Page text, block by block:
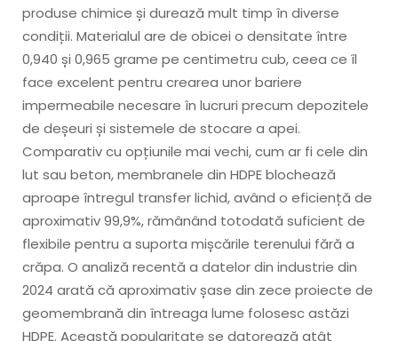
produse chimice și durează mult timp în diverse
condiții. Materialul are de obicei o densitate între
0,940 și 0,965 grame pe centimetru cub, ceea ce îl
face excelent pentru crearea unor bariere
impermeabile necesare în lucruri precum depozitele
de deșeuri și sistemele de stocare a apei.
Comparativ cu opțiunile mai vechi, cum ar fi cele din
lut sau beton, membranele din HDPE blochează
aproape întregul transfer lichid, având o eficiență de
aproximativ 99,9%, rămânând totodată suficient de
flexibile pentru a suporta mișcările terenului fără a
crăpa. O analiză recentă a datelor din industrie din
2024 arată că aproximativ șase din zece proiecte de
geomembrană din întreaga lume folosesc astăzi
HDPE. Această popularitate se datorează atât